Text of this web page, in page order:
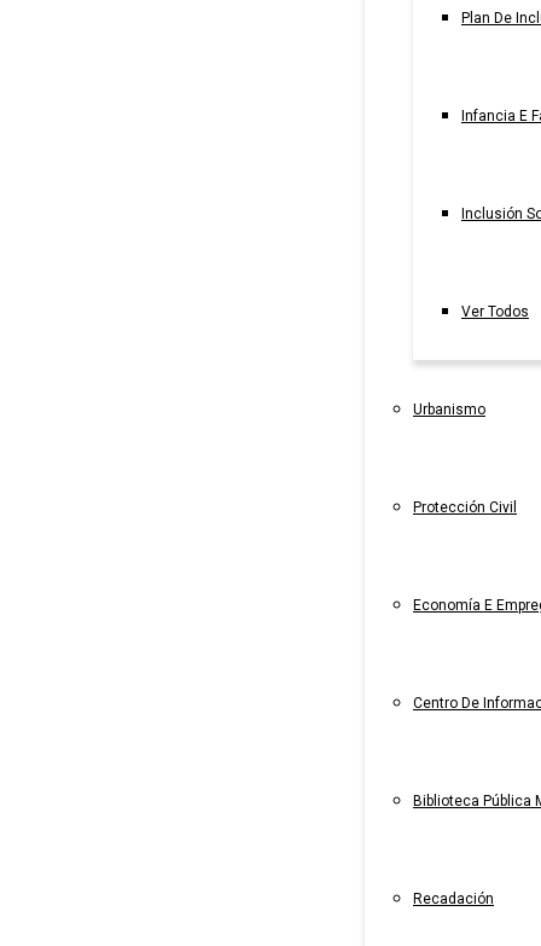
Plan De
Infancia E
Inclusión
Ver Todos
Urbanismo
Protección Civil
Economía E
Centro De
Biblioteca Pública
Recadación